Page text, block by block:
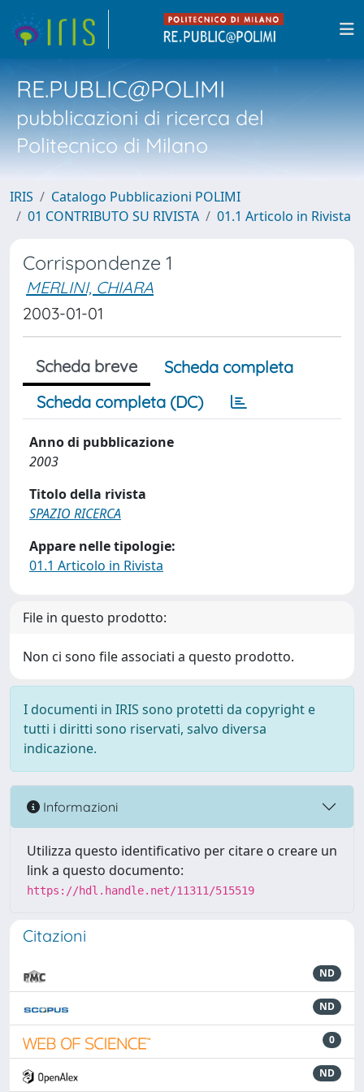
RE.PUBLIC@POLIMI
pubblicazioni di ricerca del
Politecnico di Milano
IRIS
Catalogo Pubblicazioni POLIMI
01 CONTRIBUTO SU RIVISTA
01.1 Articolo in Rivista
Corrispondenze 1
MERLINI, CHIARA
2003-01-01
Scheda breve
Scheda completa
Scheda completa (DC)
Anno di pubblicazione
2003
Titolo della rivista
SPAZIO RICERCA
Appare nelle tipologie:
01.1 Articolo in Rivista
File in questo prodotto:
Non ci sono file associati a questo prodotto.
I documenti in IRIS sono protetti da copyright e
tutti i diritti sono riservati, salvo diversa
indicazione.
Informazioni
Utilizza questo identificativo per citare o creare un
link a questo documento:
https://hdl.handle.net/11311/515519
Citazioni
ND
ND
0
ND